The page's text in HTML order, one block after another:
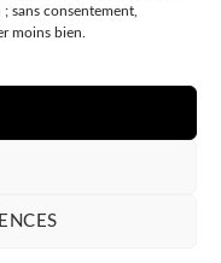
sans consentement,
moins bien.